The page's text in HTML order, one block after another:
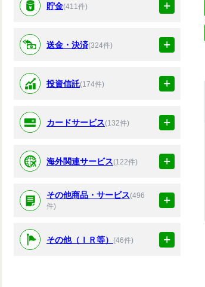
貯金(411件)
送金・決済(324件)
投資信託(174件)
カードサービス(132件)
海外関連サービス(122件)
その他商品・サービス(496
件)
その他（ＩＲ等） (46件)